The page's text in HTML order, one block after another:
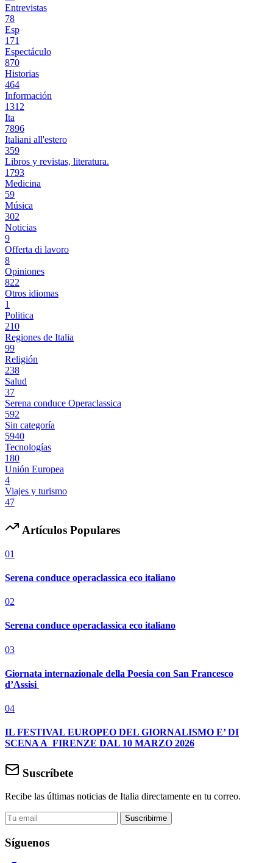
Entrevistas
78
Esp
171
Espectáculo
870
Historias
464
Información
1312
Ita
7896
Italiani all'estero
359
Libros y revistas, literatura.
1793
Medicina
59
Música
302
Noticias
9
Offerta di lavoro
8
Opiniones
822
Otros idiomas
1
Politica
210
Regiones de Italia
99
Religión
238
Salud
37
Serena conduce Operaclassica
592
Sin categoría
5940
Tecnologías
180
Unión Europea
4
Viajes y turismo
47
Artículos Populares
01
Serena conduce operaclassica eco italiano
02
Serena conduce operaclassica eco italiano
03
Giornata internazionale della Poesia con San Francesco
d’Assisi
04
IL FESTIVAL EUROPEO DEL GIORNALISMO E’ DI
SCENA A FIRENZE DAL 10 MARZO 2026
Suscríbete
Recibe las últimas noticias de Italia directamente en tu correo.
Suscribirme
Síguenos